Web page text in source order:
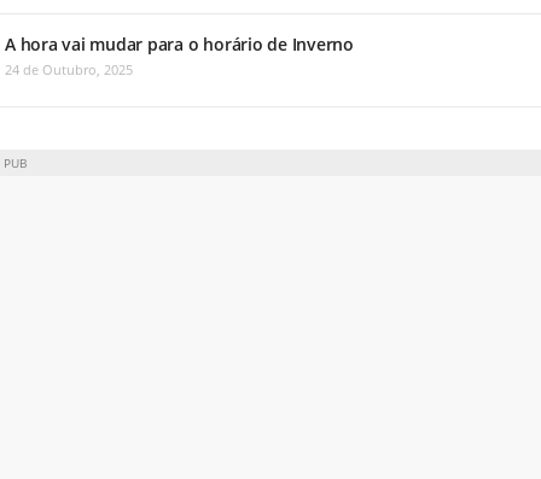
A hora vai mudar para o horário de Inverno
24 de Outubro, 2025
PUB